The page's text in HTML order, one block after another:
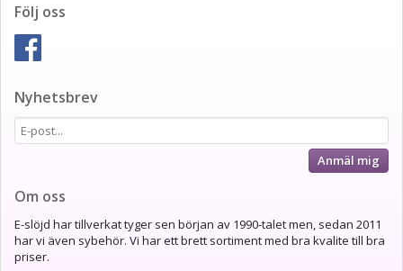
Följ oss
Nyhetsbrev
Anmäl mig
Om oss
E-slöjd har tillverkat tyger sen början av 1990-talet men, sedan 2011
har vi även sybehör. Vi har ett brett sortiment med bra kvalite till bra
priser.